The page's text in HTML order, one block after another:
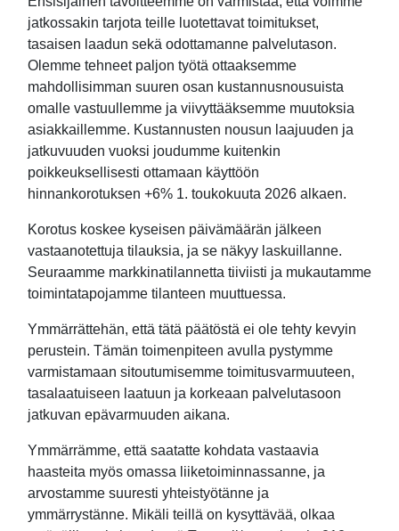
jatkossakin tarjota teille luotettavat toimitukset,
tasaisen laadun sekä odottamanne palvelutason.
Olemme tehneet paljon työtä ottaaksemme
mahdollisimman suuren osan kustannusnousuista
omalle vastuullemme ja viivyttääksemme muutoksia
asiakkaillemme. Kustannusten nousun laajuuden ja
jatkuvuuden vuoksi joudumme kuitenkin
poikkeuksellisesti ottamaan käyttöön
hinnankorotuksen +6% 1. toukokuuta 2026 alkaen.
Korotus koskee kyseisen päivämäärän jälkeen
vastaanotettuja tilauksia, ja se näkyy laskuillanne.
Seuraamme markkinatilannetta tiiviisti ja mukautamme
toimintatapojamme tilanteen muuttuessa.
Ymmärrättehän, että tätä päätöstä ei ole tehty kevyin
perustein. Tämän toimenpiteen avulla pystymme
varmistamaan sitoutumisemme toimitusvarmuuteen,
tasalaatuiseen laatuun ja korkeaan palvelutasoon
jatkuvan epävarmuuden aikana.
Ymmärrämme, että saatatte kohdata vastaavia
haasteita myös omassa liiketoiminnassanne, ja
arvostamme suuresti yhteistyötänne ja
ymmärrystänne. Mikäli teillä on kysyttävää, olkaa